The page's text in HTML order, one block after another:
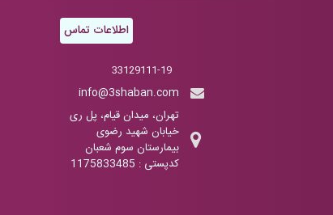
اطلاعات تماس
33129111-19
info@3shaban.com
تهران، میدان قیام، پل ری
خیابان شهید رضوی
بیمارستان سوم شعبان
کدپستی : 1175833485